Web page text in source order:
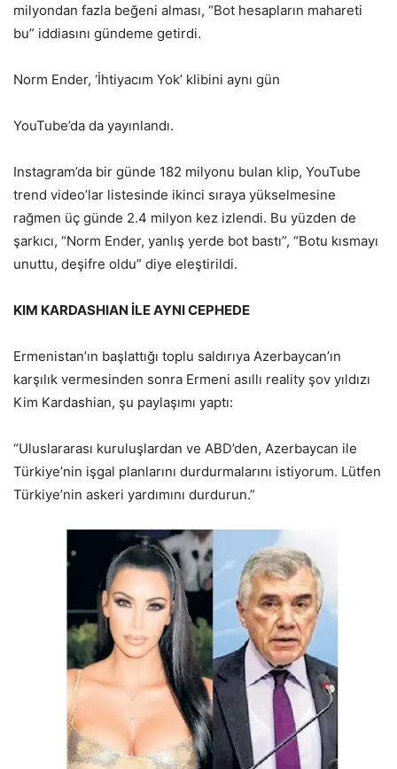
milyondan fazla beğeni alması, “Bot hesapların mahareti
bu” iddiasını gündeme getirdi.
Norm Ender, ‘İhtiyacım Yok’ klibini aynı gün
YouTube’da da yayınlandı.
Instagram’da bir günde 182 milyonu bulan klip, YouTube
trend video’lar listesinde ikinci sıraya yükselmesine
rağmen üç günde 2.4 milyon kez izlendi. Bu yüzden de
şarkıcı, “Norm Ender, yanlış yerde bot bastı”, “Botu kısmayı
unuttu, deşifre oldu” diye eleştirildi.
KIM KARDASHIAN İLE AYNI CEPHEDE
Ermenistan’ın başlattığı toplu saldırıya Azerbaycan’ın
karşılık vermesinden sonra Ermeni asıllı reality şov yıldızı
Kim Kardashian, şu paylaşımı yaptı:
“Uluslararası kuruluşlardan ve ABD’den, Azerbaycan ile
Türkiye’nin işgal planlarını durdurmalarını istiyorum. Lütfen
Türkiye’nin askeri yardımını durdurun.”